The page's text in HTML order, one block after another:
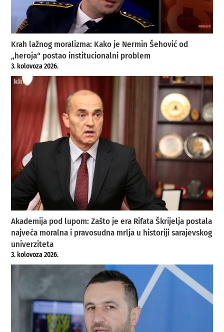
Krah lažnog moralizma: Kako je Nermin Šehović od
„heroja“ postao institucionalni problem
3. kolovoza 2026.
Akademija pod lupom: Zašto je era Rifata Škrijelja postala
najveća moralna i pravosudna mrlja u historiji sarajevskog
univerziteta
3. kolovoza 2026.